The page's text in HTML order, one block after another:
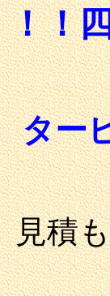
！！
ター
見積